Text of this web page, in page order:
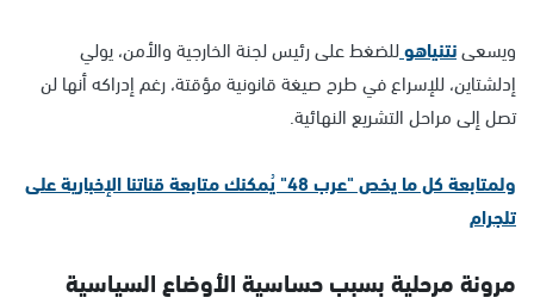
ويسعىنتنياهوللضغط على رئيس لجنة الخارجية والأمن، يولي
إدلشتاين، للإسراع في طرح صيغة قانونية مؤقتة، رغم إدراكه أنها لن
تصل إلى مراحل التشريع النهائية.
ولمتابعة كل ما يخص "عرب 48" يُمكنك متابعة قناتنا الإخبارية على
تلجرام
مرونة مرحلية بسبب حساسية الأوضاع السياسية